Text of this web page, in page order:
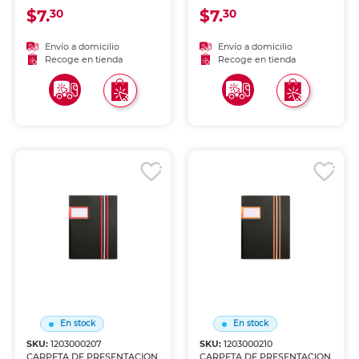
$7.30
Envío a domicilio
Recoge en tienda
$7.30
Envío a domicilio
Recoge en tienda
En stock
SKU:1203000207
En stock
SKU: 1203000210